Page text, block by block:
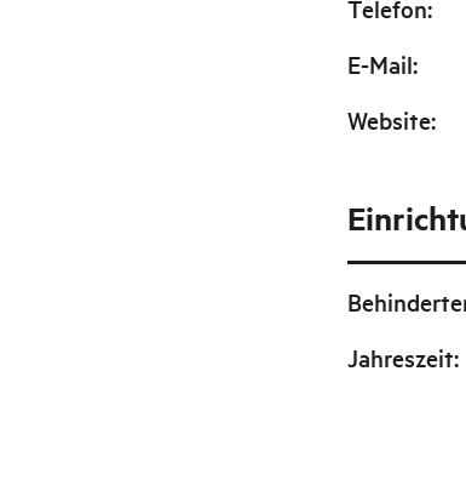
Telefon:
E-Mail:
Website:
Jahreszeit: